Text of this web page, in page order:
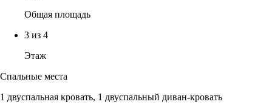
Общая площадь
3 из 4
Этаж
Спальные места
1 двуспальная кровать, 1 двуспальный диван-кровать